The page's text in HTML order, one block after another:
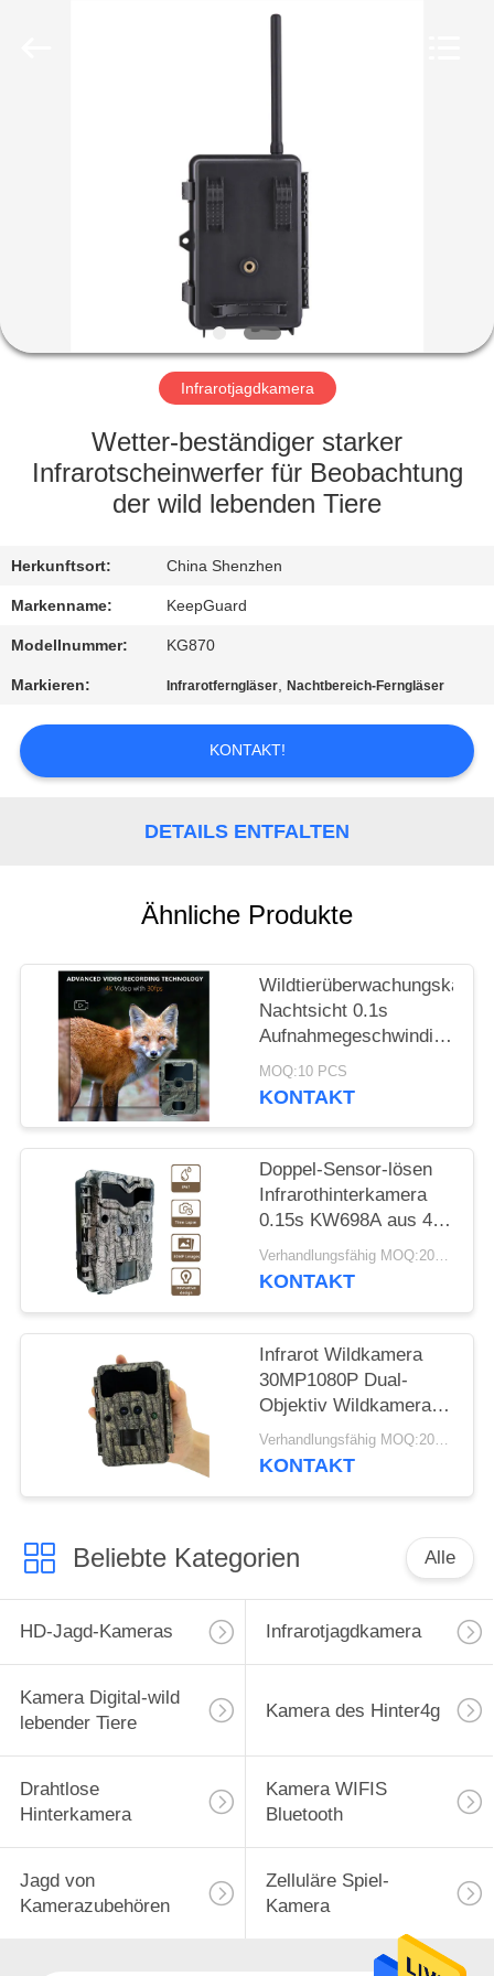
ÜBER
WERKSBESICHTIGUNG
KONTAKT
MIT
UNS
NEUIGKEITEN
ANGEBOT
SITEMAP
DATENSCHUTZRICHTLINIE
Infrarotjagdkamera
Wetter-beständiger starker
Infrarotscheinwerfer für Beobachtung
der wild lebenden Tiere
Herkunftsort: China Shenzhen
Markenname: KeepGuard
Modellnummer: KG870
Markieren: Infrarotferngläser,Nachtbereich-Ferngläser
KONTAKT!
DETAILS ENTFALTEN
Ähnliche Produkte
Nachtsicht 0.1s
Aufnahmegeschwindigkeit
32MP 4K Jagdkamera
Wasserdicht IP67
MOQ:10 PCS
KONTAKT
Doppel-Sensor-lösen
Infrarothinterkamera
0.15s KW698A aus 4K,
das Kamera KEIN
GLÜHEN jagt
Verhandlungsfähig MOQ:20pcs
KONTAKT
Infrarot Wildkamera
30MP1080P Dual-
Objektiv Wildkameras
für Outdoor
Wildtierfalle
Verhandlungsfähig MOQ:20pcs
KONTAKT
Beliebte Kategorien Alle
HD-Jagd-Kameras Infrarotjagdkamera
Kamera Digital-wild
lebender Tiere
Kamera des Hinter4g
Drahtlose
Hinterkamera
Kamera WIFIS
Bluetooth
Jagd von
Kamerazubehören
Zelluläre Spiel-
Kamera